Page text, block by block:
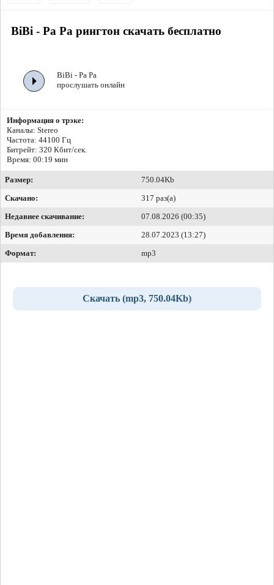
BiBi - Pa Pa рингтон скачать бесплатно
BiBi - Pa Pa
прослушать онлайн
Информация о трэке:
Каналы: Stereo
Частота: 44100 Гц
Битрейт: 320 Кбит/сек.
Время: 00:19 мин
Размер:
750.04Kb
Скачано:
317 раз(а)
Недавнее скачивание:
07.08.2026 (00:35)
Время добавления:
28.07.2023 (13:27)
Формат:
mp3
Скачать (mp3, 750.04Kb)